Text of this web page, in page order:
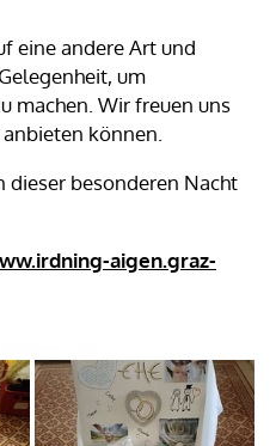
eine andere Art und
um
machen. Wir freuen uns
können.
dieser besonderen Nacht
aigen.graz-